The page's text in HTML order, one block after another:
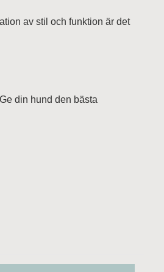
av stil och funktion är det
din hund den bästa